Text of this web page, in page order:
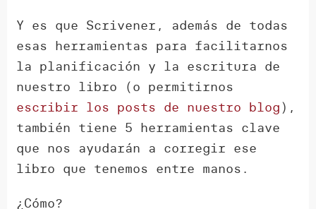
Y es que Scrivener, además de todas
esas herramientas para facilitarnos
la planificación y la escritura de
nuestro libro (o permitirnos
escribir los posts de nuestro blog),
también tiene 5 herramientas clave
que nos ayudarán a corregir ese
libro que tenemos entre manos.
¿Cómo?